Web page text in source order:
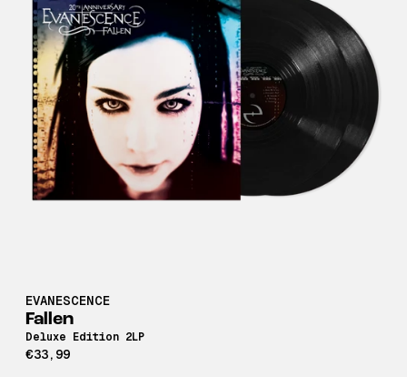
EVANESCENCE
Fallen
Deluxe Edition 2LP
€33,99